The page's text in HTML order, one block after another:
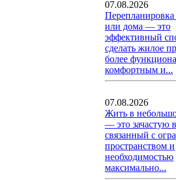
07.08.2026
или дома — это
эффективный
сделать жилое
более
комфортным и...
07.08.2026
Жить в
— это зачастую
связанный с
пространством и
необходимостью
максимально...